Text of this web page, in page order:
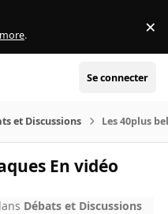
. ×
Se connecter
et Discussions Les 40plus
En vidéo
Débats et Discussions